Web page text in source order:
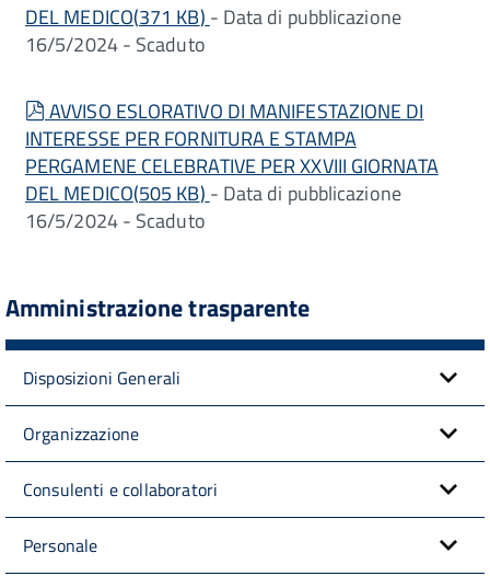
DEL MEDICO(371 KB) - Data di pubblicazione
16/5/2024 - Scaduto
pdf
AVVISO ESLORATIVO DI MANIFESTAZIONE DI
INTERESSE PER FORNITURA E STAMPA
PERGAMENE CELEBRATIVE PER XXVIII GIORNATA
DEL MEDICO(505 KB) - Data di pubblicazione
16/5/2024 - Scaduto
Amministrazione trasparente
Disposizioni Generali
Organizzazione
Consulenti e collaboratori
Personale